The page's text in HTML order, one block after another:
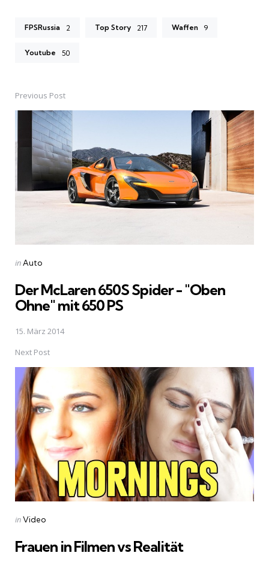
FPSRussia 2 Top Story 217 Waffen 9
Youtube 50
Post
navigation
Previous Post
Posted
inAuto
Der McLaren 650S Spider - "Oben
Ohne" mit 650 PS
15. März 2014
Next Post
Posted
inVideo
Frauen in Filmen vs Realität